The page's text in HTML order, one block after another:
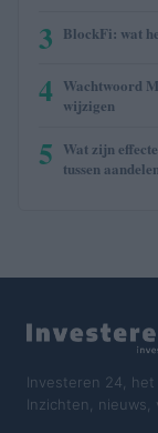
3 BlockFi: wat
4 Wachtwoord
wijzigen
5 Wat zijn
tussen
Investeren 24, het
Inzichten, nieuws,